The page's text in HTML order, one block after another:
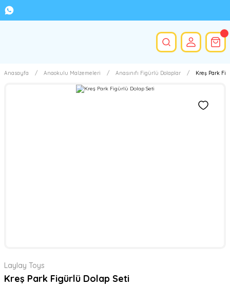
Anasayfa Anaokulu Malzemeleri Anasınıfı Figürlü Dolaplar Kreş Park
Laylay Toys
Kreş Park Figürlü Dolap Seti